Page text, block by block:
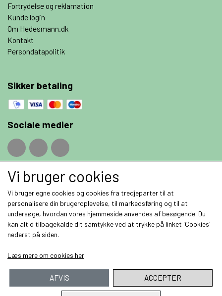
Fortrydelse og reklamation
Kunde login
Om Hedesmann.dk
Kontakt
Persondatapolitik
Sikker betaling
Sociale medier
Fragt priser
Tilmeld
Vi bruger cookies
Vi bruger egne cookies og cookies fra tredjeparter til at
personalisere din brugeroplevelse, til markedsføring og til at
undersøge, hvordan vores hjemmeside anvendes af besøgende. Du
kan altid tilbagekalde dit samtykke ved at trykke på linket 'Cookies'
nederst på siden.
Læs mere om cookies her
AFVIS ACCEPTER